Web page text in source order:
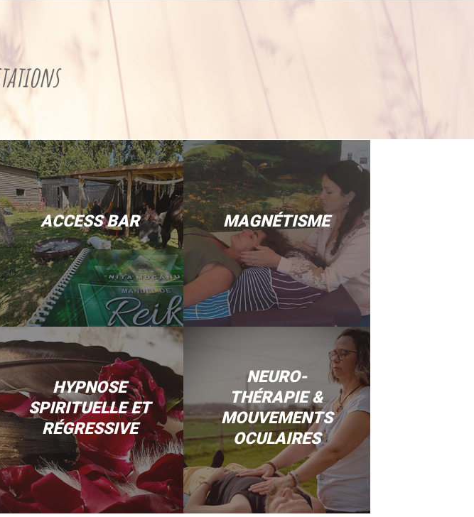
ACCESS BAR MAGNÉTISME
HYPNOSE
SPIRITUELLE ET
RÉGRESSIVE
NEURO-
THÉRAPIE &
MOUVEMENTS
OCULAIRES